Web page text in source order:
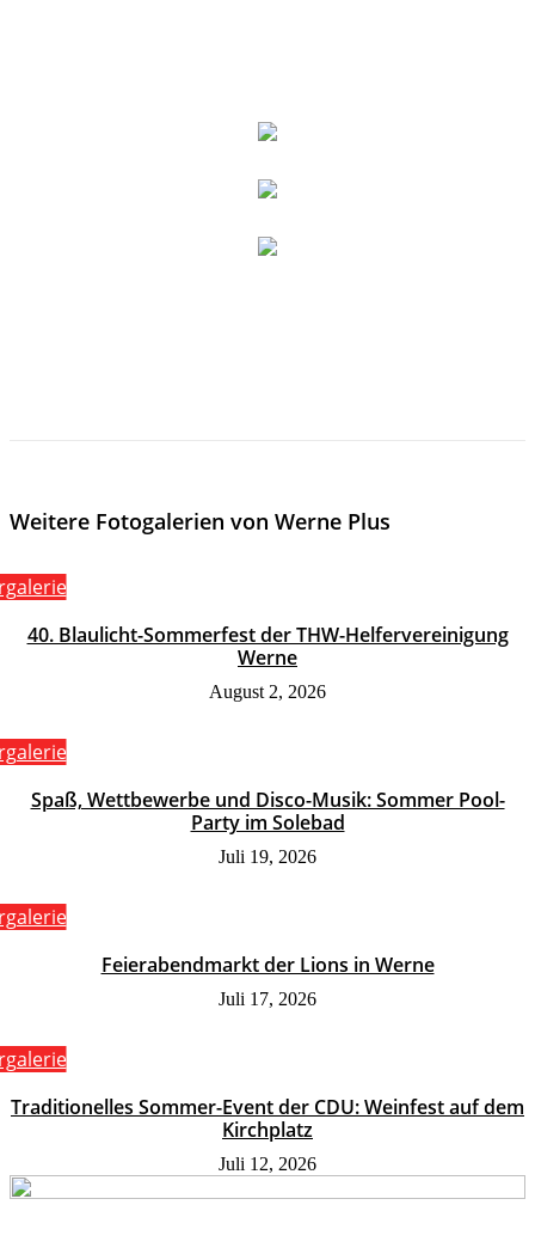
Weitere Fotogalerien von Werne Plus
40. Blaulicht-Sommerfest der THW-Helfervereinigung
Werne
August 2, 2026
Spaß, Wettbewerbe und Disco-Musik: Sommer Pool-
Party im Solebad
Juli 19, 2026
Feierabendmarkt der Lions in Werne
Juli 17, 2026
Traditionelles Sommer-Event der CDU: Weinfest auf dem
Kirchplatz
Juli 12, 2026